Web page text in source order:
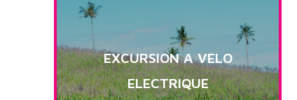
EXCURSION A VELO
ELECTRIQUE